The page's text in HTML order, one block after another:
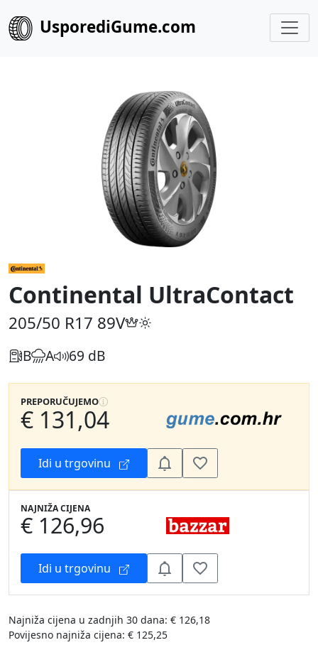
UsporediGume.com
Continental UltraContact
205/50 R17 89V
B A 69 dB
PREPORUČUJEMO
€ 131,04
Idi u trgovinu
NAJNIŽA CIJENA
€ 126,96
Idi u trgovinu
Najniža cijena u zadnjih 30 dana: € 126,18
Povijesno najniža cijena: € 125,25